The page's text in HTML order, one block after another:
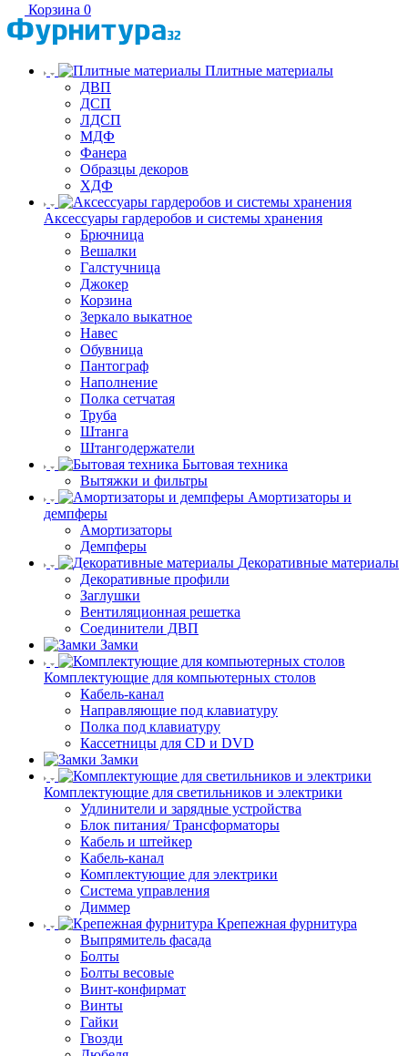
Корзина 0
Плитные материалы
ДВП
ДСП
ЛДСП
МДФ
Фанера
Образцы декоров
ХДФ
Аксессуары гардеробов и системы хранения
Брючница
Вешалки
Галстучница
Джокер
Корзина
Зеркало выкатное
Навес
Обувница
Пантограф
Наполнение
Полка сетчатая
Труба
Штанга
Штангодержатели
Бытовая техника
Вытяжки и фильтры
Амортизаторы и
демпферы
Амортизаторы
Демпферы
Декоративные материалы
Декоративные профили
Заглушки
Вентиляционная решетка
Соединители ДВП
Замки
Комплектующие для компьютерных столов
Кабель-канал
Направляющие под клавиатуру
Полка под клавиатуру
Кассетницы для CD и DVD
Замки
Комплектующие для светильников и электрики
Удлинители и зарядные устройства
Блок питания/ Трансформаторы
Кабель и штейкер
Кабель-канал
Комплектующие для электрики
Система управления
Диммер
Крепежная фурнитура
Выпрямитель фасада
Болты
Болты весовые
Винт-конфирмат
Винты
Гайки
Гвозди